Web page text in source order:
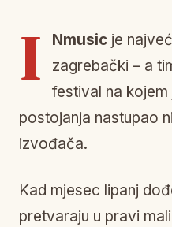
I Nmusic je
zagrebački – a
festival na kojem
postojanja nastupao
izvođača.
Kad mjesec lipanj
pretvaraju u pravi